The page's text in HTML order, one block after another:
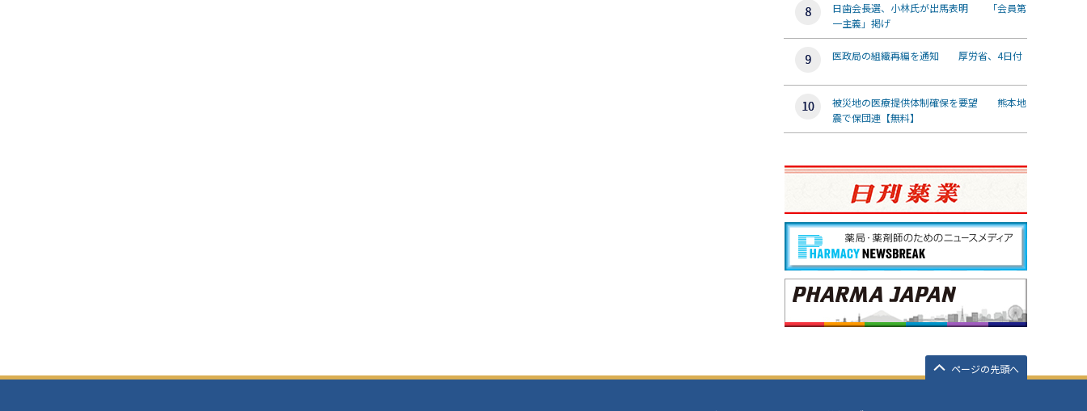
日歯会長選、小林氏が出馬表明 「会員第
一主義」掲げ
医政局の組織再編を通知 厚労省、4日付
被災地の医療提供体制確保を要望 熊本地
震で保団連【無料】
ページの先頭へ